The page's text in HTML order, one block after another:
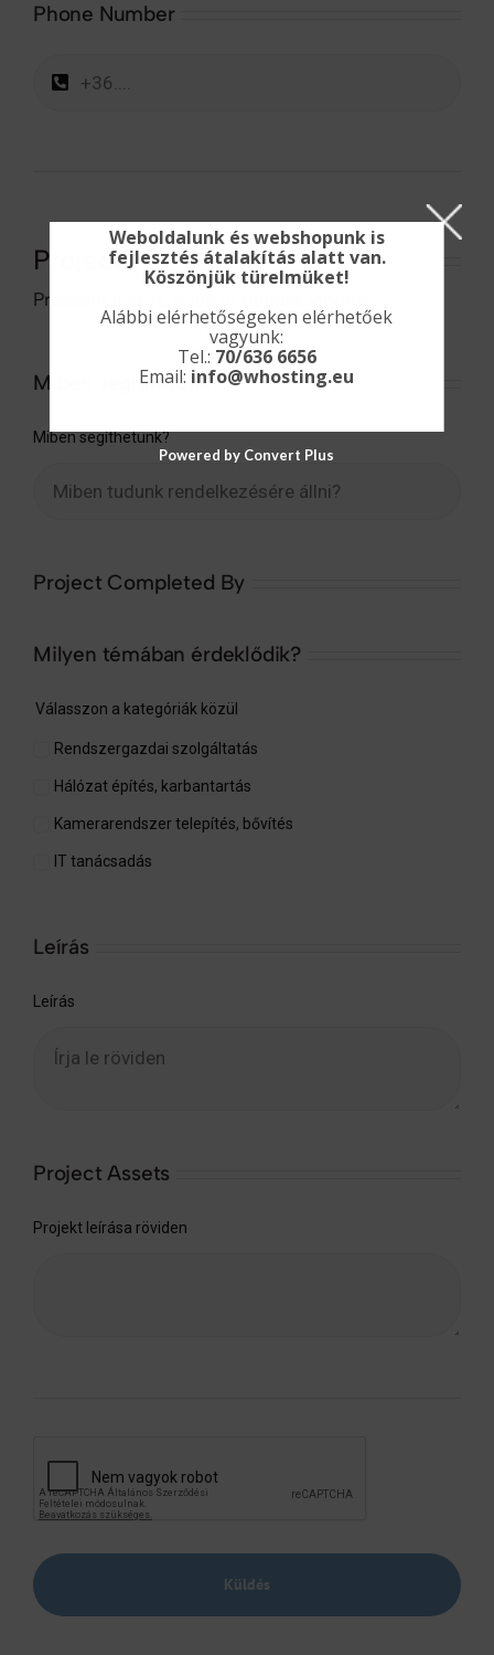
Phone Number
Project
Praesent luctus, enim in fringilla lobortis.
Miben segíthetünk?
Miben segíthetünk?
Project Completed By
Milyen témában érdeklődik?
Válasszon a kategóriák közül
Rendszergazdai szolgáltatás
Hálózat építés, karbantartás
Kamerarendszer telepítés, bővítés
IT tanácsadás
Leírás
Leírás
Project Assets
Projekt leírása röviden
Küldés
Weboldalunk és webshopunk is
fejlesztés átalakítás alatt van.
Köszönjük türelmüket!
Alábbi elérhetőségeken elérhetőek
vagyunk:
Tel.: 70/636 6656
Email: info@whosting.eu
Powered by Convert Plus